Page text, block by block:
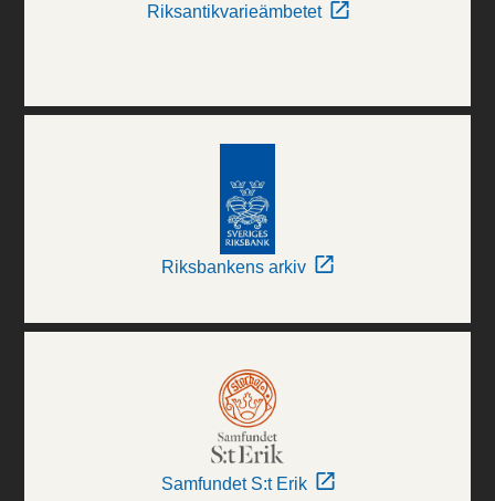
Riksantikvarieämbetet
Riksbankens arkiv
Samfundet S:t Erik